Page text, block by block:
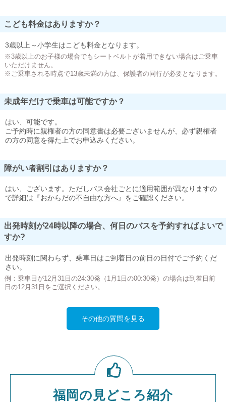
こども料金はありますか？
3歳以上～小学生はこども料金となります。
※3歳以上のお子様の場合でもシートベルトが着用できない場合はご乗車
いただけません。
※ご乗車される時点で13歳未満の方は、保護者の同行が必要となります。
未成年だけで乗車は可能ですか？
はい、可能です。
ご予約時に親権者の方の同意書は必要ございませんが、必ず親権者
の方の同意を得た上でお申込みください。
障がい者割引はありますか？
はい、ございます。ただしバス会社ごとに適用範囲が異なりますの
で詳細は 『おからだの不自由な方へ』 をご確認ください。
出発時刻が24時以降の場合、何日のバスを予約すればよいで
すか?
出発時刻に関わらず、乗車日はご到着日の前日の日付でご予約くだ
さい。
例：乗車日が12月31日の24:30発（1月1日の00:30発）の場合は到着日前
日の12月31日をご選択ください。
その他の質問を見る
福岡の見どころ紹介